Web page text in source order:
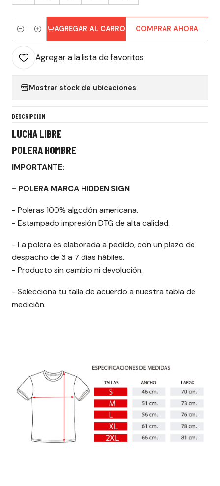
Cantidad
AGREGAR AL CARRO COMPRAR AHORA
Agregar a la lista de favoritos
Mostrar stock de ubicaciones
DESCRIPCIÓN
LUCHA LIBRE
POLERA HOMBRE
IMPORTANTE:
- POLERA MARCA HIDDEN SIGN
- Poleras 100% algodón americana.
- Estampado impresión DTG de alta calidad.
- La polera es elaborada a pedido, con un plazo de
despacho de 3 a 7 días hábiles.
- Producto sin cambio ni devolución.
- Selecciona tu talla de acuerdo a nuestra tabla de
medición.